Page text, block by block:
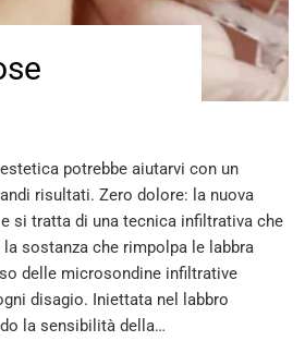
potrebbe aiutarvi con un
risultati. Zero dolore: la nuova
si tratta di una tecnica infiltrativa che
sostanza che rimpolpa le labbra
delle microsondine infiltrative
disagio. Iniettata nel labbro
la sensibilità della…